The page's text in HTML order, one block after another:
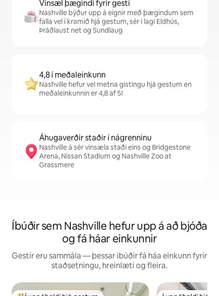
Vinsæl þægindi fyrir gesti
Nashville býður upp á eignir með þægindum sem
falla vel í kramið hjá gestum, sér í lagi Eldhús,
Þráðlaust net og Sundlaug
4,8 í meðaleinkunn
Nashville hefur vel metna gistingu hjá gestum en
meðaleinkunnin er 4,8 af 5!
Áhugaverðir staðir í nágrenninu
Nashville á sér vinsæla staði eins og Bridgestone
Arena, Nissan Stadium og Nashville Zoo at
Grassmere
Íbúðir sem Nashville hefur upp á að bjóða
og fá háar einkunnir
Gestir eru sammála — þessar íbúðir fá háa einkunn fyrir
staðsetningu, hreinlæti og fleira.